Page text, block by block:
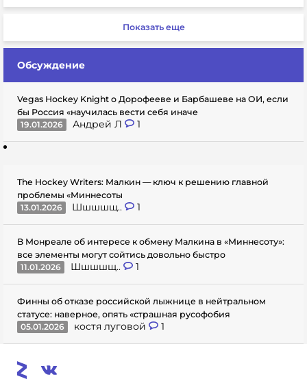
Показать еще
Обсуждение
Vegas Hockey Knight о Дорофееве и Барбашеве на ОИ, если
бы Россия «научилась вести себя иначе
19.01.2026
Андрей Л 1
The Hockey Writers: Малкин — ключ к решению главной
проблемы «Миннесоты
13.01.2026
Шшшшщ.. 1
В Монреале об интересе к обмену Малкина в «Миннесоту»:
все элементы могут сойтись довольно быстро
11.01.2026
Шшшшщ.. 1
Финны об отказе российской лыжнице в нейтральном
статусе: наверное, опять «страшная русофобия
05.01.2026
костя луговой 1